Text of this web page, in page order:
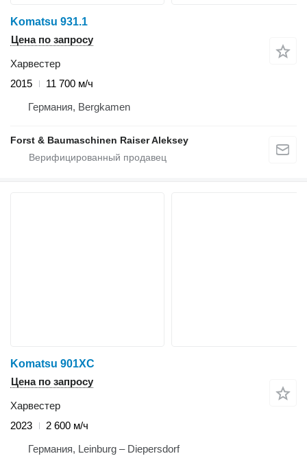
Komatsu 931.1
Цена по запросу
Харвестер
2015
11 700 м/ч
Германия, Bergkamen
Forst & Baumaschinen Raiser Aleksey
Komatsu 901XC
Цена по запросу
Харвестер
2023
2 600 м/ч
Германия, Leinburg – Diepersdorf